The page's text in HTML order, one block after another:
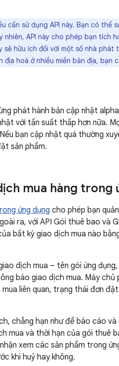
cần sử dụng API này. Bạn có thể
nhiên, API này cho phép bạn tích
hữu ích đối với một số nhà
hoá ở nhiều miền bản địa, bạn
phát hành bản cập nhật
với tần suất thấp hơn nữa.
bạn cập nhật quá thường
sản phẩm.
mua hàng trong
ứng dụng cho phép bạn
ra, với API Gói thuê bao và
bất kỳ giao dịch mua nào
dịch mua – tên gói ứng
báo giao dịch mua. Máy chủ
liên quan, trạng thái đơn
chẳng hạn như để báo cáo
mua và thời hạn của gói thuê
xem các sản phẩm trong
khi huỷ hay không.